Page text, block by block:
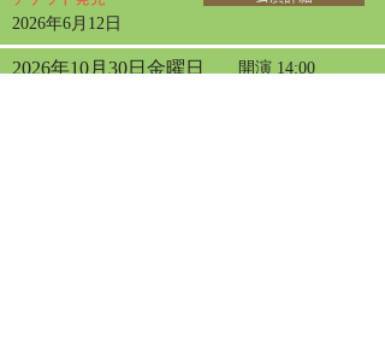
2026年6月12日
2026年10月30日金曜日 開演 14:00